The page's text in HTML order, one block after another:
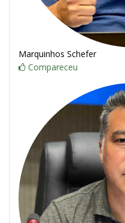
Marquinhos Schefer
Compareceu